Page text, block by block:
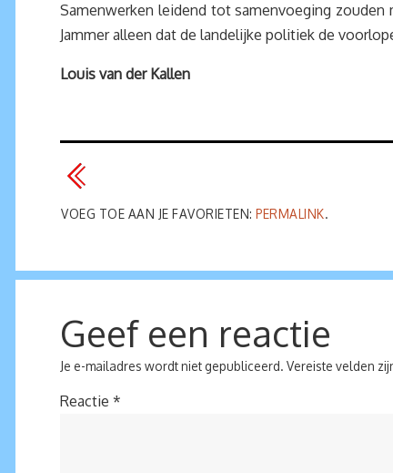
Samenwerken leidend tot samenvoeging
Jammer alleen dat de landelijke politiek de
Louis van der Kallen
VOEG TOE AAN JE FAVORIETEN: PERMALINK.
Geef een reactie
Je e-mailadres wordt niet gepubliceerd. Vereiste velden
Reactie *